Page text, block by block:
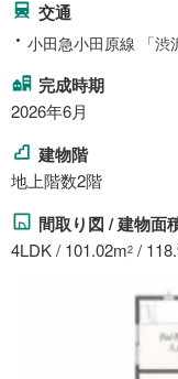
交通
小田急小田原線 「渋
完成時期
2026年6月
建物階
地上階数2階
間取り図 / 建物面
4LDK / 101.02m2 /